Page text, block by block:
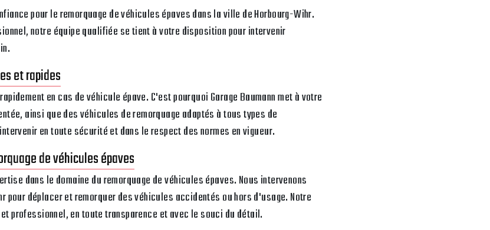
pour le remorquage de véhicules épaves dans la ville de Horbourg-Wihr.
notre équipe qualifiée se tient à votre disposition pour intervenir
et rapides
en cas de véhicule épave. C'est pourquoi Garage Baumann met à votre
ainsi que des véhicules de remorquage adaptés à tous types de
en toute sécurité et dans le respect des normes en vigueur.
de véhicules épaves
dans le domaine du remorquage de véhicules épaves. Nous intervenons
pour déplacer et remorquer des véhicules accidentés ou hors d'usage. Notre
professionnel, en toute transparence et avec le souci du détail.